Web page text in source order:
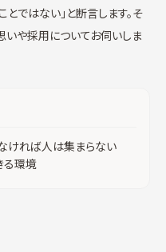
ではない」と断言します。そ
や採用についてお伺いしま
ければ人は集まらない
る環境